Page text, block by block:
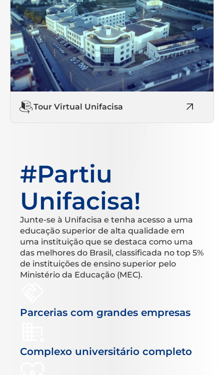
Tour Virtual Unifacisa
#Partiu
Unifacisa!
Junte-se à Unifacisa e tenha acesso a uma
educação superior de alta qualidade em
uma instituição que se destaca como uma
das melhores do Brasil, classificada no top 5%
de instituições de ensino superior pelo
Ministério da Educação (MEC).
Parcerias com grandes empresas
Complexo universitário completo